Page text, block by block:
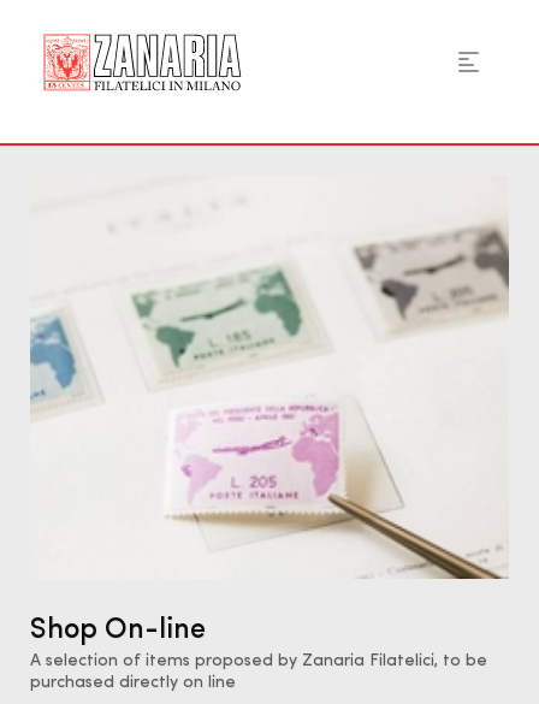
Shop On-line
A selection of items proposed by Zanaria Filatelici, to be
purchased directly on line